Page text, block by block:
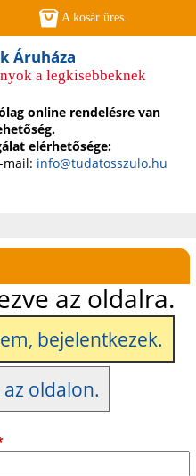
Áruháza
a legkisebbeknek
online rendelésre van
elérhetősége:
info@tudatosszulo.hu
az oldalra.
bejelentkezek.
oldalon.
A kosár üres.